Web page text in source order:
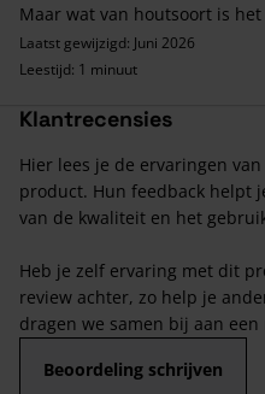
Maar wat van houtsoort is
Laatst gewijzigd: Juni 2026
Leestijd: 1 minuut
Klantrecensies
Hier lees je de ervaringen
product. Hun feedback helpt
van de kwaliteit en het
Heb je zelf ervaring met dit
review achter, zo help je
dragen we samen bij aan
Beoordeling schrijven